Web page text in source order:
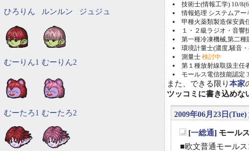
技術士(情報工学) 10/
情報処理 システムアー
甲種火薬類製造保安責
１・２級ラジオ・音響
第一種冷凍機械,第二種
環境計量士(濃度,騒音
測量士 検討中
第１種放射線取扱主任
モールス電信技能認定
また、できる限り 本家
ツッコミに書き込めな
2009年06月23日(Tue)
[一総通] モール
■欧文普通モールス
ひろりん ルンルン ジュジュ
むーりん1 むーりん2
むーたろ1 むーたろ2